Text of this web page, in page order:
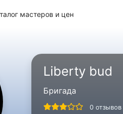
мастеров и цен
Liberty bud
Бригада
0 отзывов